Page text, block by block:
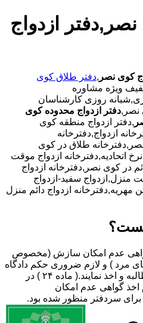
ازدواج
کوی نصر ,دفتر طلاق کوی
ویژه مشاوره
آقای نوری,شبانه روزی کارشناسان
نصر,دفتر ازدواج محدوده کوی
,دفتر ازدواج منطقه کوی
ازدواج,دفترخانه
طلاق در کوی
اتحادیه,دفترخانه ازدواج موقت
در کوی نصر,دفترخانه ازدواج
منزل,ازدواج سفید-ازدواج
ازدواج دائم منزل
گواهی عدم امکان سازش (مخصوص
مرد ) و لازم ضروری حکم دادگاه
(در طلاق به تقاضای زن ) را مطالبه و اخذ نمایند.( ماده ۲۴ ) در
گواهی عدم امکان
سردفتر منظور شده بود.